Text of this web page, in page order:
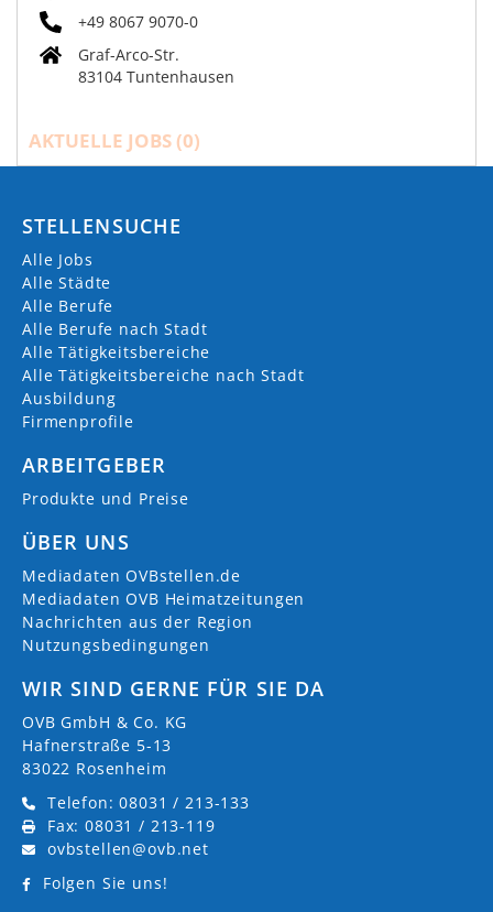
+49 8067 9070-0
Graf-Arco-Str.
83104 Tuntenhausen
AKTUELLE JOBS (0)
STELLENSUCHE
Alle Jobs
Alle Städte
Alle Berufe
Alle Berufe nach Stadt
Alle Tätigkeitsbereiche
Alle Tätigkeitsbereiche nach Stadt
Ausbildung
Firmenprofile
ARBEITGEBER
Produkte und Preise
ÜBER UNS
Mediadaten OVBstellen.de
Mediadaten OVB Heimatzeitungen
Nachrichten aus der Region
Nutzungsbedingungen
WIR SIND GERNE FÜR SIE DA
OVB GmbH & Co. KG
Hafnerstraße 5-13
83022 Rosenheim
Telefon: 08031 / 213-133
Fax: 08031 / 213-119
ovbstellen@ovb.net
Folgen Sie uns!